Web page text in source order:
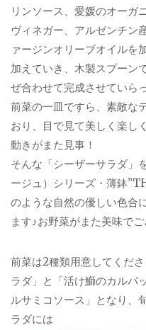
リンソース、愛媛のオーガ
ヴィネガー、アルゼンチン
ァージンオリーブオイルを
加えていき、木製スプーン
ぜ合わせて完成させていら
前菜の一皿ですら、素敵な
おり、目で見て美しく楽し
動きがまた見事！
そんな「シーザーサラダ」
ージュ）シリーズ・薄鉢
のような自然の優しい色合
ます♪お野菜がまた美味で
前菜は2種類用意してくだ
ラダ」と「活け鰤のカルパ
ルサミコソース」となり、
ラダには